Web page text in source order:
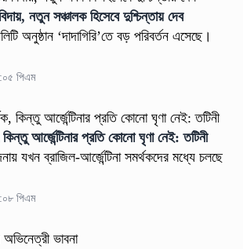
নতুন সঞ্চালক হিসেবে দুশ্চিন্তায় দেব
অনুষ্ঠান ‘দাদাগিরি’তে বড় পরিবর্তন এসেছে।
পিএম
আর্জেন্টিনার প্রতি কোনো ঘৃণা নেই: তটিনী
যখন ব্রাজিল-আর্জেন্টিনা সমর্থকদের মধ্যে চলছে
পিএম